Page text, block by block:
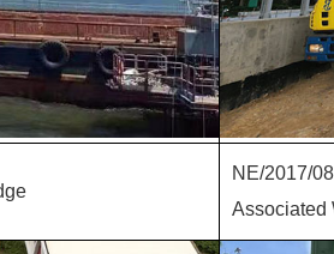
NE/2017/
Associated